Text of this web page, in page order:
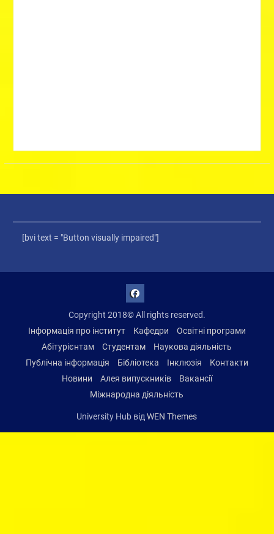
[bvi text = "Button visually impaired"]
Copyright 2018© All rights reserved.
Інформація про інститут
Кафедри
Освітні програми
Абітурієнтам
Студентам
Наукова діяльність
Публічна інформація
Бібліотека Інклюзія
Контакти
Новини
Алея випускників
Вакансії
Міжнародна діяльність
University Hub відWEN Themes